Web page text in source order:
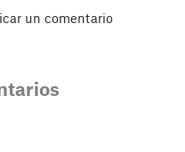
un comentario